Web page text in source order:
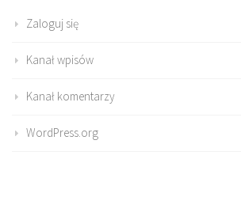
Zaloguj się
Kanał wpisów
Kanał komentarzy
WordPress.org